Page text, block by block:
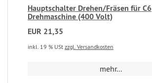
Hauptschalter Drehen/Fräsen für C6
Drehmaschine (400 Volt)
EUR 21,35
inkl. 19 % USt zzgl. Versandkosten
mehr...